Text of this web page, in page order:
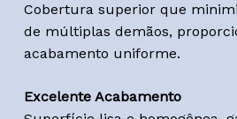
Cobertura superior que
de múltiplas demãos,
acabamento uniforme.
Excelente Acabamento